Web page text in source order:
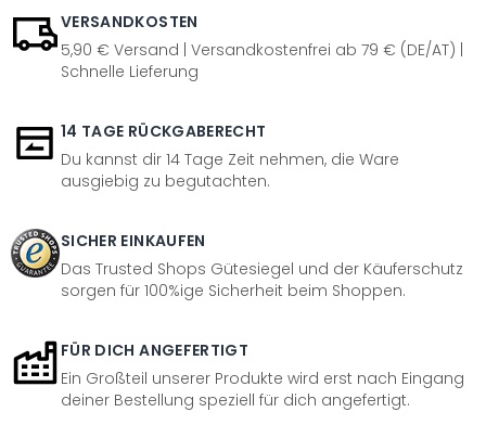
VERSANDKOSTEN
5,90 € Versand | Versandkostenfrei ab 79 € (DE/AT) |
Schnelle Lieferung
14 TAGE RÜCKGABERECHT
Du kannst dir 14 Tage Zeit nehmen, die Ware
ausgiebig zu begutachten.
SICHER EINKAUFEN
Das Trusted Shops Gütesiegel und der Käuferschutz
sorgen für 100%ige Sicherheit beim Shoppen.
FÜR DICH ANGEFERTIGT
Ein Großteil unserer Produkte wird erst nach Eingang
deiner Bestellung speziell für dich angefertigt.